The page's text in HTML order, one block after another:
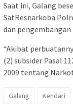
Saat ini, Galang
SatResnarkoba
dan
“Akibat
(2) subsider Pasal
2009 tentang
Galang Kendari